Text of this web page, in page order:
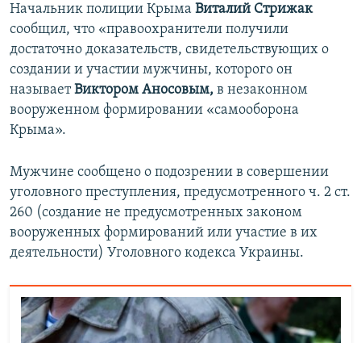
Начальник полиции Крыма Виталий Стрижак
сообщил, что «правоохранители получили
достаточно доказательств, свидетельствующих о
создании и участии мужчины, которого он
называетВиктором Аносовым, в незаконном
вооруженном формировании «самооборона
Крыма».
Мужчине сообщено о подозрении в совершении
уголовного преступления, предусмотренного ч. 2 ст.
260 (создание не предусмотренных законом
вооруженных формирований или участие в их
деятельности) Уголовного кодекса Украины.